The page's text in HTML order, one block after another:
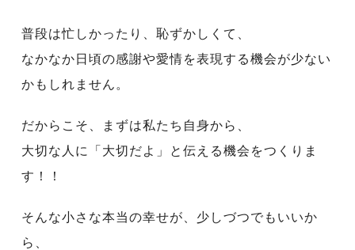
普段は忙しかったり、恥ずかしくて、
なかなか日頃の感謝や愛情を表現する機会が少ない
かもしれません。
だからこそ、まずは私たち自身から、
大切な人に「大切だよ」と伝える機会をつくりま
す！！
そんな小さな本当の幸せが、少しづつでもいいか
ら、